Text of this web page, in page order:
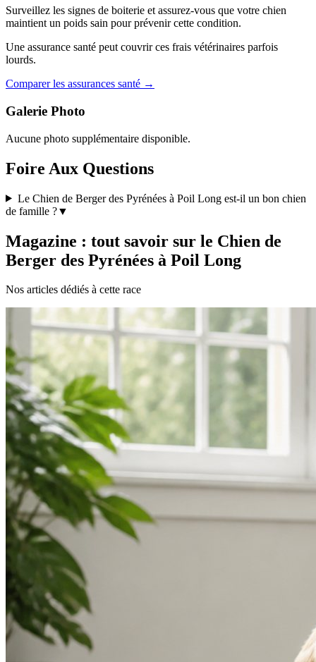
Surveillez les signes de boiterie et assurez-vous que votre chien
maintient un poids sain pour prévenir cette condition.
Une assurance santé peut couvrir ces frais vétérinaires parfois
lourds.
Comparer les assurances santé →
Galerie Photo
Aucune photo supplémentaire disponible.
Foire Aux Questions
Le Chien de Berger des Pyrénées à Poil Long est-il un bon chien
de famille ?▼
Magazine : tout savoir sur le Chien de
Berger des Pyrénées à Poil Long
Nos articles dédiés à cette race